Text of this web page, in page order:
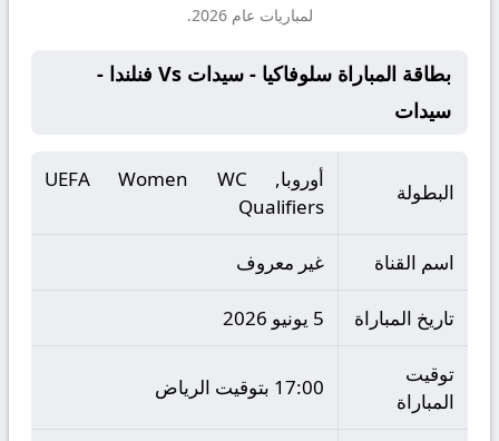
لمباريات عام 2026.
بطاقة المباراة سلوفاكيا - سيدات Vs فنلندا -
سيدات
البطولة
أوروبا, UEFA Women WC
Qualifiers
اسم القناة غير معروف
تاريخ المباراة 5 يونيو 2026
توقيت
المباراة
17:00 بتوقيت الرياض